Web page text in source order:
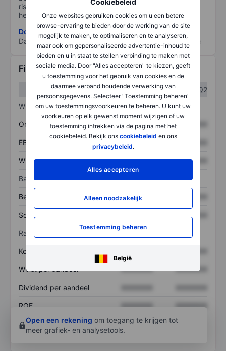
Cookiebeleid
Onze websites gebruiken cookies om u een betere
browse-ervaring te bieden door de werking van de site
mogelijk te maken, te optimaliseren en te analyseren,
maar ook om gepersonaliseerde advertentie-inhoud te
bieden en u in staat te stellen verbinding te maken met
sociale media. Door "Alles accepteren" te kiezen, geeft
u toestemming voor het gebruik van cookies en de
daarmee verband houdende verwerking van
persoonsgegevens. Selecteer "Toestemming beheren"
om uw toestemmingsvoorkeuren te beheren. U kunt uw
voorkeuren op elk gewenst moment wijzigen of uw
toestemming intrekken via de pagina met het
cookiebeleid. Bekijk ons cookiebeleid en ons
privacybeleid.
Alles accepteren
Alleen noodzakelijk
Toestemming beheren
België
risico, hoe beter (0 staat voor geen risico en 100 voor
het grootste risico).
Download de ESG-risicomethodologie
Data provided by
Financiële gegevens
Q1
Q2
Winst/verlies
Omzet XXXXXXX XXXXXXX
EBITDA XXXXXXX
Winst XXXXXXX XXXXXXX
Balans
Bezittingen XXXXXXX
Schulden XXXXXXX XXXXXXX
Ratio's
Koers/omzetratio
Winst per aandeel XXXXXXX
Dividend per aandeel
ROE XXXXXXX
XXXXXXX
Open een rekening om toegang te krijgen tot
meer grafiek- en analysetools.